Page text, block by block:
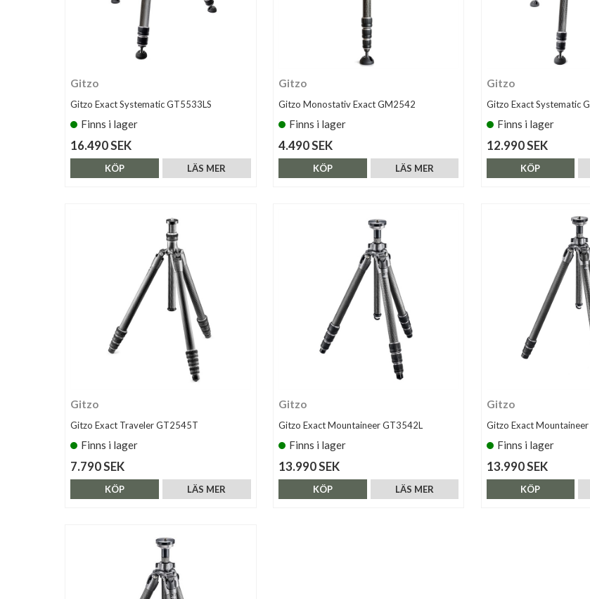
Gitzo
Gitzo Exact Systematic GT5533LS
Finns i lager
16.490 SEK
LÄS MER
KÖP
Gitzo
Gitzo Monostativ Exact GM2542
Finns i lager
4.490 SEK
LÄS MER
KÖP
Gitzo
Gitzo Exact Systematic
Finns i lager
12.990 SEK
KÖP
Gitzo
Gitzo Exact Traveler GT2545T
Finns i lager
7.790 SEK
LÄS MER
KÖP
Gitzo
Gitzo Exact Mountaineer GT3542L
Finns i lager
13.990 SEK
LÄS MER
KÖP
Gitzo
Gitzo Exact
Finns i lager
13.990 SEK
KÖP